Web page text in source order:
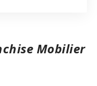
Mobilier